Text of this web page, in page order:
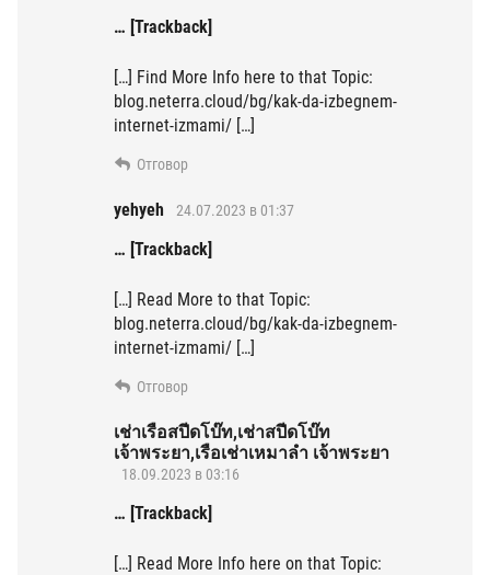
… [Trackback]
[…] Find More Info here to that Topic:
blog.neterra.cloud/bg/kak-da-izbegnem-
internet-izmami/ […]
Отговор
yehyeh 24.07.2023 в 01:37
… [Trackback]
[…] Read More to that Topic:
blog.neterra.cloud/bg/kak-da-izbegnem-
internet-izmami/ […]
Отговор
เช่าเรือสปีดโบ๊ท,เช่าสปีดโบ๊ท
เจ้าพระยา,เรือเช่าเหมาลํา เจ้าพระยา
18.09.2023 в 03:16
… [Trackback]
[…] Read More Info here on that Topic: